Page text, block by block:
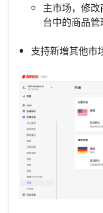
主市场，修
台中的商品
支持新增其他市